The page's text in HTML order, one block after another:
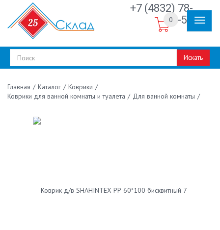
+7 (4832) 78-
30-50
Искать
0
Главная / Каталог / Коврики /
Коврики для ванной комнаты и туалета / Для ванной комнаты /